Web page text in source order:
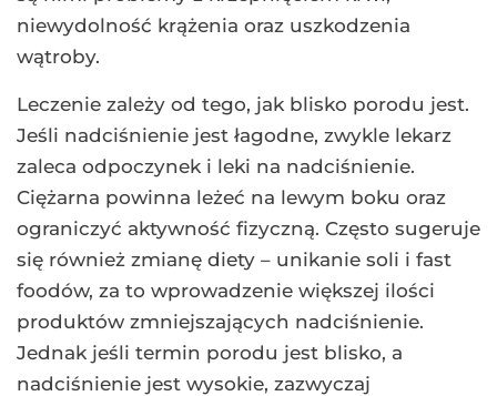
niewydolność krążenia oraz uszkodzenia
wątroby.
Leczenie zależy od tego, jak blisko porodu jest.
Jeśli nadciśnienie jest łagodne, zwykle lekarz
zaleca odpoczynek i leki na nadciśnienie.
Ciężarna powinna leżeć na lewym boku oraz
ograniczyć aktywność fizyczną. Często sugeruje
się również zmianę diety – unikanie soli i fast
foodów, za to wprowadzenie większej ilości
produktów zmniejszających nadciśnienie.
Jednak jeśli termin porodu jest blisko, a
nadciśnienie jest wysokie, zazwyczaj